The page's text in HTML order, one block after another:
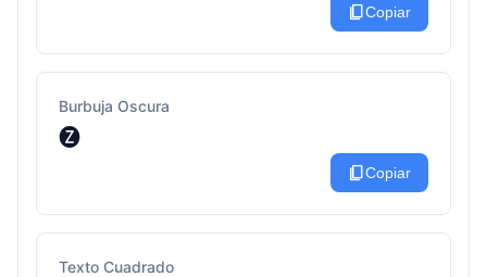
content_copyCopiar
Burbuja Oscura
🅩
content_copyCopiar
Texto Cuadrado